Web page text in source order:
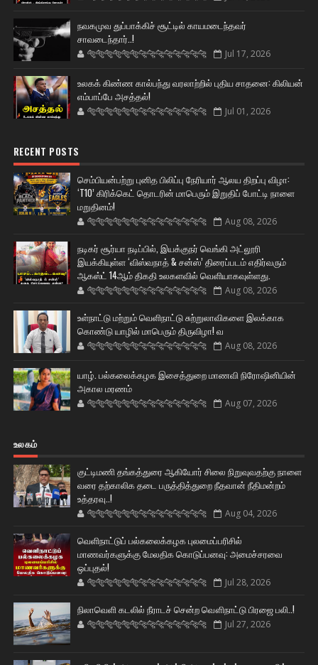
நவகமுவ துப்பாக்கிச் சூட்டில் காயமடைந்தவர்
சாவடைந்தார்..!
🐅🐅🐅🐅🐅🐅🐆🐆🐆🐆🐆🐆🐆🐆 Jul 17, 2026
உலகக் கிண்ண கால்பந்து வரலாற்றில் புதிய சாதனை: கிலியன்
எம்பாப்பே அசத்தல்!
🐅🐅🐅🐅🐅🐅🐆🐆🐆🐆🐆🐆🐆🐆 Jul 01, 2026
RECENT POSTS
செம்பியன்பற்று புனித பிலிப்பு நேரியார் ஆலய திறப்பு விழா:
‘T10’ கிரிக்கெட் தொடரின் மாபெரும் இறுதிப் போட்டி நாளை
மறுதினம்!
🐅🐅🐅🐅🐅🐅🐆🐆🐆🐆🐆🐆🐆🐆 Aug 08, 2026
நடிகர் சூர்யா நடிப்பில், இயக்குநர் வெங்கி அட்லூரி
இயக்கியுள்ள ‘விஸ்வநாத் & சன்ஸ்’ திரைப்படம் எதிர்வரும்
ஆகஸ்ட் 14ஆம் திகதி உலகளவில் வெளியாகவுள்ளது.
🐅🐅🐅🐅🐅🐅🐆🐆🐆🐆🐆🐆🐆🐆 Aug 08, 2026
உள்நாட்டு மற்றும் வெளிநாட்டு சுற்றுலாவிகளை இலக்காக
கொண்டு யாழில் மாபெரும் திருவிழா! வ
🐅🐅🐅🐅🐅🐅🐆🐆🐆🐆🐆🐆🐆🐆 Aug 08, 2026
யாழ். பல்கலைக்கழக இசைத்துறை மாணவி நிரோஷினியின்
அகால மரணம்
🐅🐅🐅🐅🐅🐅🐆🐆🐆🐆🐆🐆🐆🐆 Aug 07, 2026
உலகம்
குட்டிமணி தங்கத்துரை ஆகியோர் சிலை நிறுவுவதற்கு நாளை
வரை தற்காலிக தடை பருத்தித்துறை நீதவான் நீதிமன்றம்
உத்தரவு..!
🐅🐅🐅🐅🐅🐅🐆🐆🐆🐆🐆🐆🐆🐆 Aug 04, 2026
வெளிநாட்டுப் பல்கலைக்கழக புலமைப்பரிசில்
மாணவர்களுக்கு மேலதிக கொடுப்பனவு: அமைச்சரவை
ஒப்புதல்!
🐅🐅🐅🐅🐅🐅🐆🐆🐆🐆🐆🐆🐆🐆 Jul 28, 2026
நிலாவெளி கடலில் நீராடச் சென்ற வௌிநாட்டு பிரஜை பலி..!
🐅🐅🐅🐅🐅🐅🐆🐆🐆🐆🐆🐆🐆🐆 Jul 27, 2026